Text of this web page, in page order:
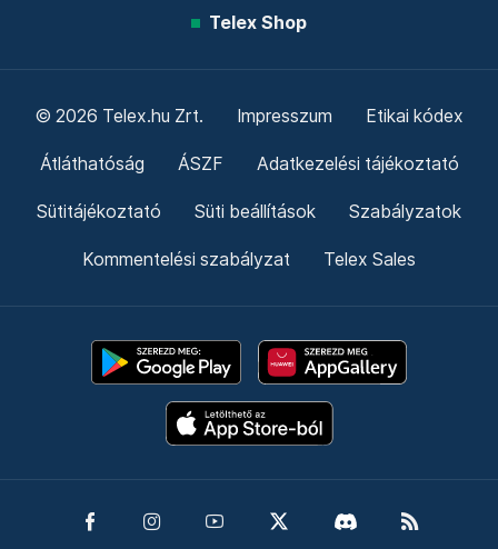
Telex Shop
© 2026 Telex.hu Zrt. Impresszum Etikai kódex
Átláthatóság ÁSZF Adatkezelési tájékoztató
Sütitájékoztató Süti beállítások Szabályzatok
Kommentelési szabályzat Telex Sales